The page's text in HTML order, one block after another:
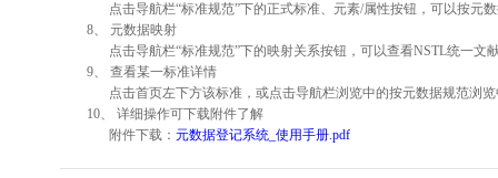
点击导航栏“标准规范”下的正式标准、元素/属性按钮，可以按元
8、 元数据映射
点击导航栏“标准规范”下的映射关系按钮，可以查看NSTL统一文
9、 查看某一标准详情
点击首页左下方该标准，或点击导航栏浏览中的按元数据规范浏
10、 详细操作可下载附件了解
附件下载： 元数据登记系统_使用手册.pdf